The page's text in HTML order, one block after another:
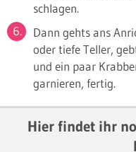
schlagen.
Dann gehts ans
oder tiefe Teller,
und ein paar
garnieren, fertig.
Hier findet ihr